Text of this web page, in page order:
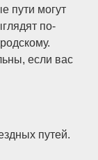
пути могут
по-
если вас
путей.